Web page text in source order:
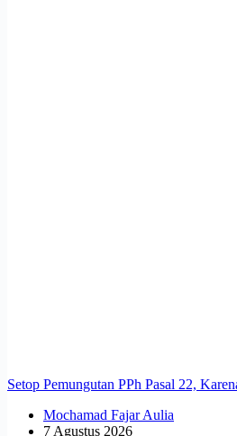
Setop Pemungutan PPh Pasal 22,
Mochamad Fajar Aulia
7 Agustus 2026